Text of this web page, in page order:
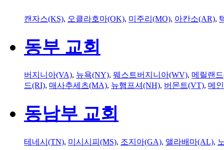
캔자스(KS), 오클라호마(OK), 미주리(MO), 아칸소(AR),
동부 교회
버지니아(VA), 뉴욕(NY), 웨스트버지니아(WV), 메릴랜
드(RI), 매사추세츠(MA), 뉴햄프셔(NH), 버몬트(VT), 메
동남부 교회
테네시(TN), 미시시피(MS), 조지아(GA), 앨라배마(AL),